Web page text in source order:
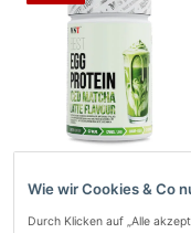
MST Nutrition Egg Protein
Wie wir Cookies & Co
Durch Klicken auf „Alle